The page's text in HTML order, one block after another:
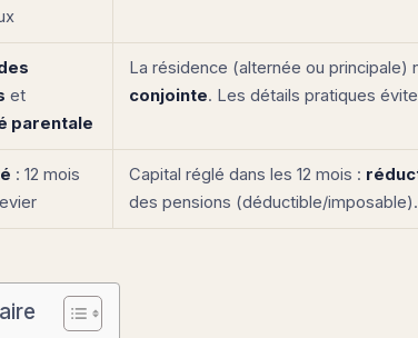
et
parentale
La résidence (alternée ou principale)
conjointe. Les détails pratiques
: 12 mois
Capital réglé dans les 12 mois :
des pensions (déductible/